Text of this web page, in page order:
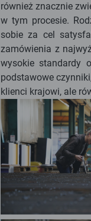
również znacznie
w tym procesie.
sobie za cel
zamówienia z
wysokie standardy
podstawowe
klienci krajowi, ale